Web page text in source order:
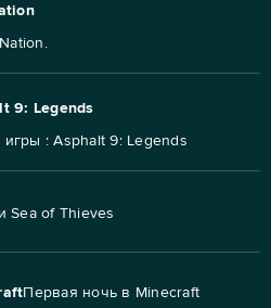
9: Legends
: Asphalt 9: Legends
Sea of Thieves
Первая ночь в Minecraft